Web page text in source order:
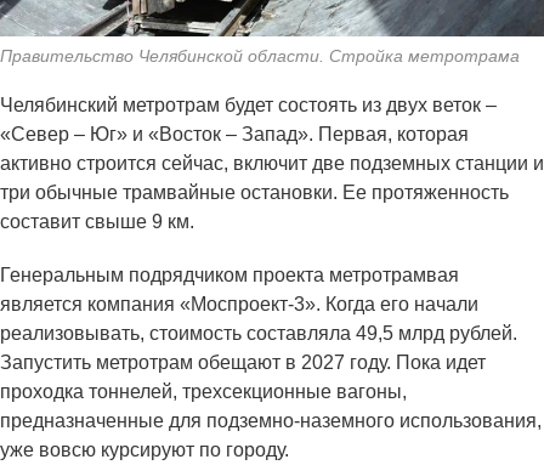
Правительство Челябинской области. Стройка метротрама
Челябинский метротрам будет состоять из двух веток –
«Север – Юг» и «Восток – Запад». Первая, которая
активно строится сейчас, включит две подземных станции и
три обычные трамвайные остановки. Ее протяженность
составит свыше 9 км.
Генеральным подрядчиком проекта метротрамвая
является компания «Моспроект-3». Когда его начали
реализовывать, стоимость составляла 49,5 млрд рублей.
Запустить метротрам обещают в 2027 году. Пока идет
проходка тоннелей, трехсекционные вагоны,
предназначенные для подземно-наземного использования,
уже вовсю курсируют по городу.